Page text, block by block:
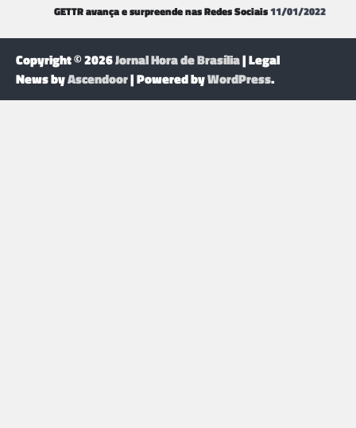
GETTR avança e surpreende nas Redes Sociais11/01/2022
Copyright © 2026Jornal Hora de Brasília| Legal
News byAscendoor| Powered byWordPress.